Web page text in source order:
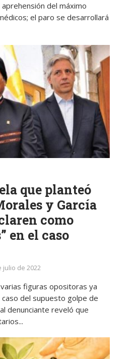
del máximo
el paro se desarrollará
que planteó
y García
como
en el caso
julio de 2022
figuras opositoras ya
del supuesto golpe de
denunciante reveló que